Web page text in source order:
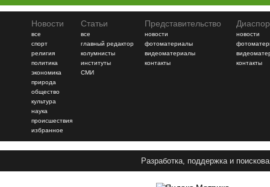
Новости
все
спорт
религия
политика
экономика
природа
общество
культура
наука
происшествия
избранное
Статьи
все
главный редактор
колумнисты
институты
СМИ
Представительство
новости
фотоматериалы
видеоматериалы
контакты
новости
контакты
Разработка, поддержка и